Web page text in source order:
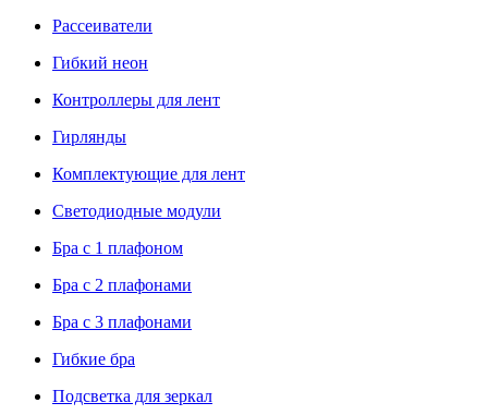
Рассеиватели
Гибкий неон
Контроллеры для лент
Гирлянды
Комплектующие для лент
Светодиодные модули
Бра с 1 плафоном
Бра с 2 плафонами
Бра с 3 плафонами
Гибкие бра
Подсветка для зеркал